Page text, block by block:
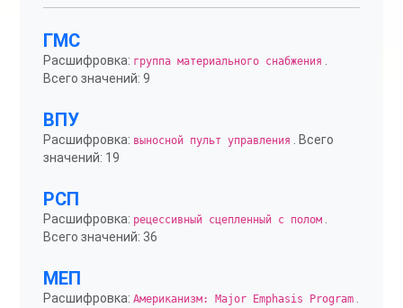
ГМС
Расшифровка: группа материального снабжения
Всего значений: 9
ВПУ
Расшифровка: выносной пульт управления
. Всего
значений: 19
РСП
Расшифровка: рецессивный сцепленный с полом
Всего значений: 36
МЕП
Расшифровка: Американизм: Major Emphasis Program